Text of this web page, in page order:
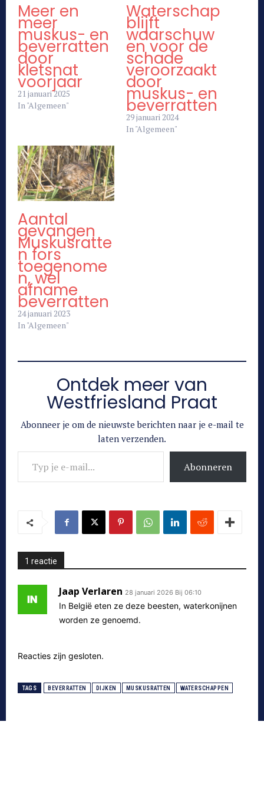
Meer en
meer
muskus- en
beverratten
door
kletsnat
voorjaar
21 januari 2025
In "Algemeen"
Waterschap
blijft
waarschuw
en voor de
schade
veroorzaakt
door
muskus- en
beverratten
29 januari 2024
In "Algemeen"
Aantal
gevangen
Muskusratte
n fors
toegenome
n, wel
afname
beverratten
24 januari 2023
In "Algemeen"
Ontdek meer van
Westfriesland Praat
Abonneer je om de nieuwste berichten naar je e-mail te
laten verzenden.
Typ je e-mail...
Abonneren
1 reactie
Jaap Verlaren 28 januari 2026 Bij 06:10
In België eten ze deze beesten, waterkonijnen
worden ze genoemd.
Reacties zijn gesloten.
TAGS BEVERRATTEN DIJKEN MUSKUSRATTEN WATERSCHAPPEN